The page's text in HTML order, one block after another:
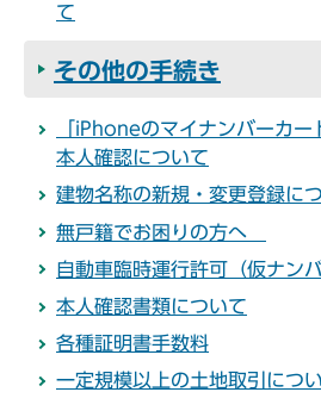
て
その他の手続き
「iPhoneのマイナンバーカー
本人確認について
建物名称の新規・変更登録に
無戸籍でお困りの方へ
自動車臨時運行許可（仮ナン
本人確認書類について
各種証明書手数料
一定規模以上の土地取引につ